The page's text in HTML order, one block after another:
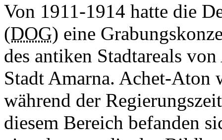
Von 1911-1914 hatte die
(DOG) eine
des antiken Stadtareals
Stadt Amarna. Achet-Aton
während der
diesem Bereich befanden